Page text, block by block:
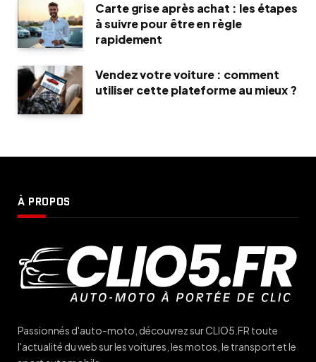
Carte grise après achat : les étapes
à suivre pour être en règle
rapidement
Vendez votre voiture : comment
utiliser cette plateforme au mieux ?
À PROPOS
Passionnés d'auto-moto, découvrez sur CLIO5.FR toute
l'actualité du web sur les voitures, les motos, le transport et le